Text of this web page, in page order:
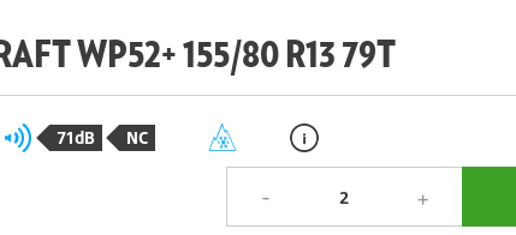
WP52+ 155/80 R13 79T
71dB NC